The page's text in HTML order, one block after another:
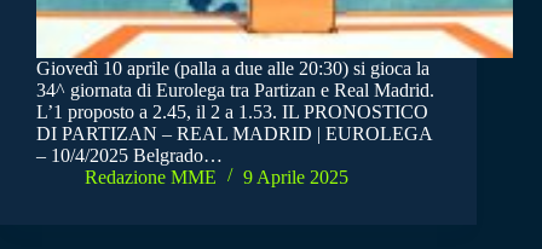
Giovedì 10 aprile (palla a due alle 20:30) si gioca la
34^ giornata di Eurolega tra Partizan e Real Madrid.
L’1 proposto a 2.45, il 2 a 1.53. IL PRONOSTICO
DI PARTIZAN – REAL MADRID | EUROLEGA
– 10/4/2025 Belgrado…
Redazione MME
9 Aprile 2025